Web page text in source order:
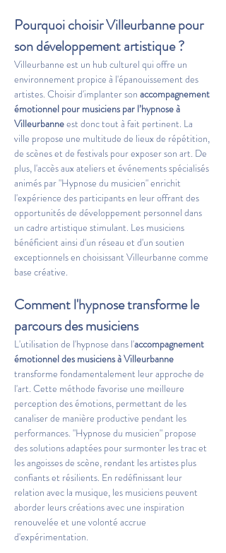
Pourquoi choisir Villeurbanne pour
son développement artistique ?
Villeurbanne est un hub culturel qui offre un
environnement propice à l'épanouissement des
artistes. Choisir d'implanter son accompagnement
émotionnel pour musiciens par l’hypnose à
Villeurbanne est donc tout à fait pertinent. La
ville propose une multitude de lieux de répétition,
de scènes et de festivals pour exposer son art. De
plus, l'accès aux ateliers et événements spécialisés
animés par "Hypnose du musicien" enrichit
l'expérience des participants en leur offrant des
opportunités de développement personnel dans
un cadre artistique stimulant. Les musiciens
bénéficient ainsi d'un réseau et d'un soutien
exceptionnels en choisissant Villeurbanne comme
base créative.
Comment l'hypnose transforme le
parcours des musiciens
L'utilisation de l'hypnose dans l'accompagnement
émotionnel des musiciens à Villeurbanne
transforme fondamentalement leur approche de
l'art. Cette méthode favorise une meilleure
perception des émotions, permettant de les
canaliser de manière productive pendant les
performances. "Hypnose du musicien" propose
des solutions adaptées pour surmonter les trac et
les angoisses de scène, rendant les artistes plus
confiants et résilients. En redéfinissant leur
relation avec la musique, les musiciens peuvent
aborder leurs créations avec une inspiration
renouvelée et une volonté accrue
d'expérimentation.